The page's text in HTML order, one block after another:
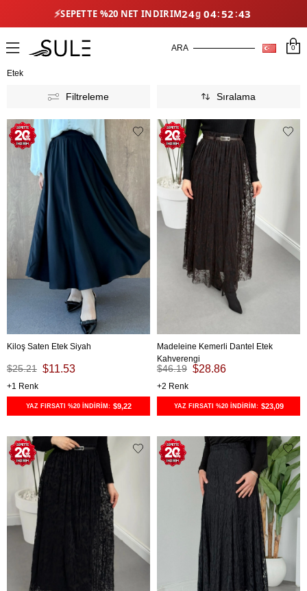
⚡SEPETTE %20 NET İNDIRIM24 04 52 38
0
Etek
Filtreleme Sıralama
Kiloş Saten Etek Siyah
$11.53
$25.21
1
YAZ FIRSATI %20 İNDİRİM: $9,22
Madeleine Kemerli Dantel Etek
Kahverengi
$28.86
$46.19
2
YAZ FIRSATI %20 İNDİRİM: $23,09